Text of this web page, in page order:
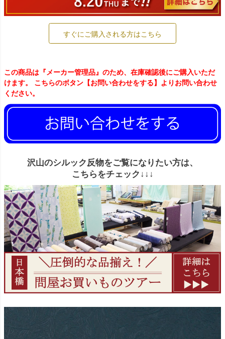
すぐにご購入される方はこちら
この商品は『メーカー管理品』のため、在庫確認後にご購入いただ
けます。 こちらのボタン【お問い合わせをする】よりお問い合わせ
ください。
沢山のシルック反物をご覧になりたい方は、
こちらをチェック↓↓↓